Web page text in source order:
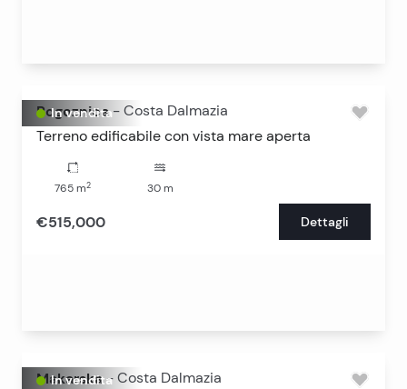
In vendita
Rogoznica - Costa Dalmazia
Terreno edificabile con vista mare aperta
765 m2 30m
€515,000 Dettagli
In vendita
Makarska - Costa Dalmazia